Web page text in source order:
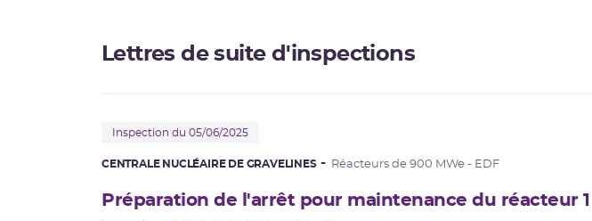
Lettres de suite d'inspections
Inspection du 05/06/2025
CENTRALE NUCLÉAIRE DE GRAVELINES Réacteurs de 900 MWe - EDF
Préparation de l'arrêt pour maintenance du réacteur 1